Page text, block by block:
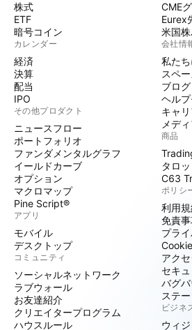
株式
ETF
暗号コイン
カレンダー
経済
決算
配当
IPO
その他プロダクト
ニュースフロー
ポートフォリオ
ファンダメンタルグラフ
イールドカーブ
オプション
マクロマップ
Pine Script®
アプリ
モバイル
デスクトップ
コミュニティ
ソーシャルネットワーク
ラブウォール
お友達紹介
クリエイタープログラム
ハウスルール
CME
Eurex
米国
会社情
私た
スペ
ブログ
ヘル
キャ
メデ
商品
タロ
C63
ポリシ
利用規
免責
プラ
アク
セキ
バグ
ステ
ビジネ
ウィ